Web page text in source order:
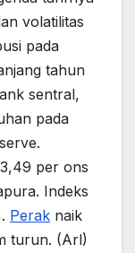
volatilitas
pada
tahun
sentral,
pada
per ons
Indeks
Perak naik
turun. (Arl)